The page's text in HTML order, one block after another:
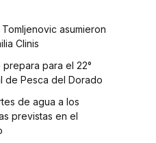
asumieron
Clinis
para el 22°
de Pesca del Dorado
de agua a los
previstas en el